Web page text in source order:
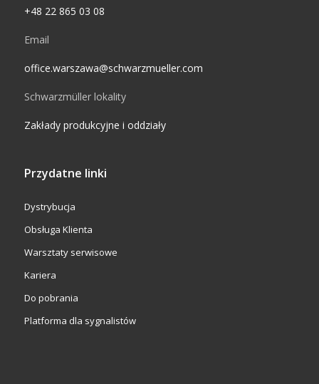
+48 22 865 03 08
Email
office.warszawa@schwarzmueller.com
Schwarzmüller lokality
Zakłady produkcyjne i oddziały
Przydatne linki
Dystrybucja
Obsługa Klienta
Warsztaty serwisowe
Kariera
Do pobrania
Platforma dla sygnalistów